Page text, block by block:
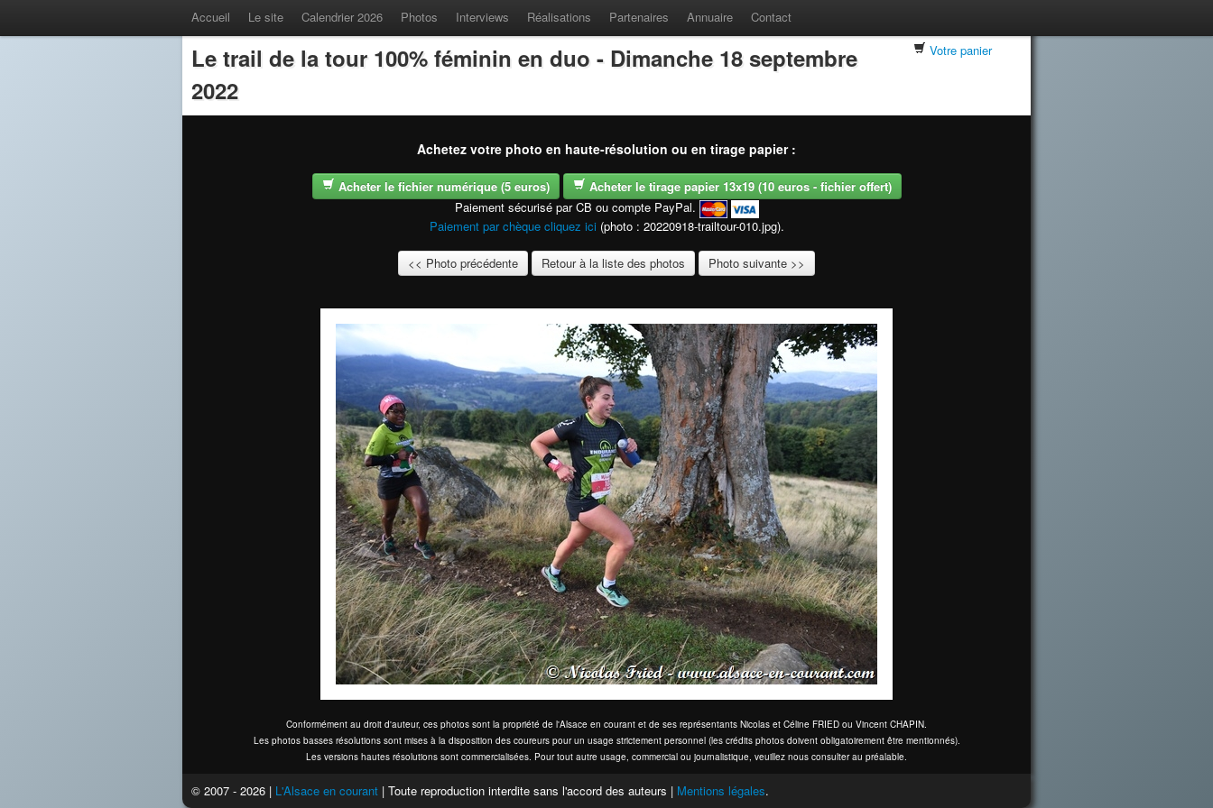
Accueil Le site Calendrier 2026 Photos Interviews Réalisations Partenaires Annuaire Contact
Le trail de la tour 100% féminin en duo - Dimanche 18 septembre
2022
Votre panier
Achetez votre photo en haute-résolution ou en tirage papier :
Acheter le fichier numérique (5 euros)
Acheter le tirage papier 13x19 (10 euros - fichier offert)
Paiement sécurisé par CB ou compte PayPal.
Paiement par chèque cliquez ici (photo : 20220918-trailtour-010.jpg).
<< Photo précédente Retour à la liste des photos Photo suivante >>
Conformément au droit d'auteur, ces photos sont la propriété de l'Alsace en courant et de ses représentants Nicolas et Céline FRIED ou Vincent CHAPIN.
Les photos basses résolutions sont mises à la disposition des coureurs pour un usage strictement personnel (les crédits photos doivent obligatoirement être mentionnés).
Les versions hautes résolutions sont commercialisées. Pour tout autre usage, commercial ou journalistique, veuillez nous consulter au préalable.
© 2007 - 2026 | L'Alsace en courant | Toute reproduction interdite sans l'accord des auteurs | Mentions légales.